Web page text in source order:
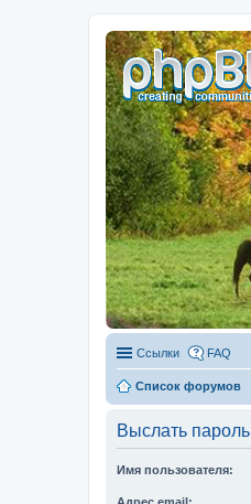
Ссылки FAQ
Список форумов
Выслать пароль
Имя пользователя: